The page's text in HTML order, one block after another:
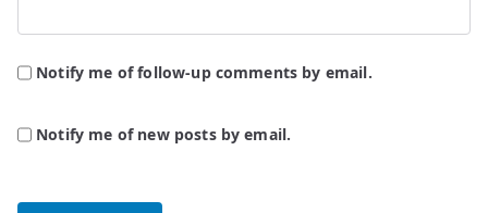
Notify me of follow-up comments by email.
Notify me of new posts by email.